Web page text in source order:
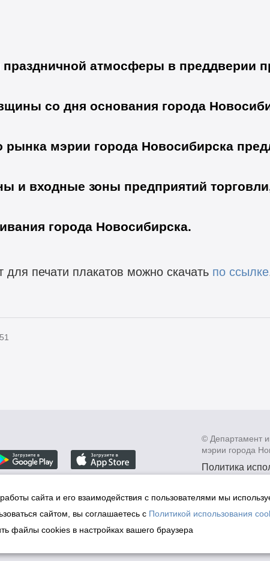
праздничной атмосферы в преддверии
со дня основания города
рынка мэрии города Новосибирска
и входные зоны предприятий
города Новосибирска.
печати плакатов можно скачать по ссылке
© Департамент
мэрии города
Политика
данных в
мэрии города
сайта и его взаимодействия с пользователями мы
сайтом, вы соглашаетесь с Политикой использования
файлы cookies в настройках вашего браузера